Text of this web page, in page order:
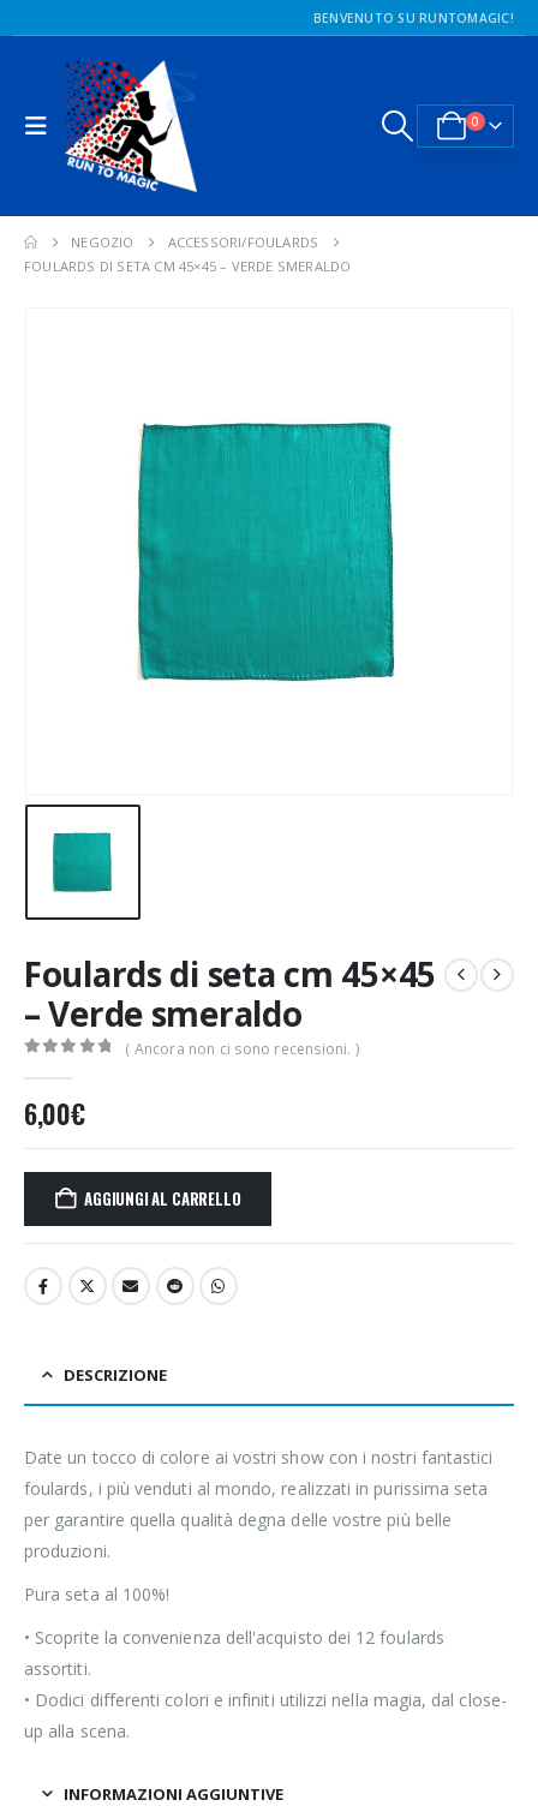
BENVENUTO SU RUNTOMAGIC!
0
NEGOZIO
ACCESSORI/FOULARDS
FOULARDS DI SETA CM 45×45 – VERDE SMERALDO
Foulards di seta cm 45×45
– Verde smeraldo
( Ancora non ci sono recensioni. )
6,00€
AGGIUNGI AL CARRELLO
DESCRIZIONE
Date un tocco di colore ai vostri show con i nostri fantastici
foulards, i più venduti al mondo, realizzati in purissima seta
per garantire quella qualità degna delle vostre più belle
produzioni.
Pura seta al 100%!
• Scoprite la convenienza dell'acquisto dei 12 foulards
assortiti.
• Dodici differenti colori e infiniti utilizzi nella magia, dal close-
up alla scena.
INFORMAZIONI AGGIUNTIVE